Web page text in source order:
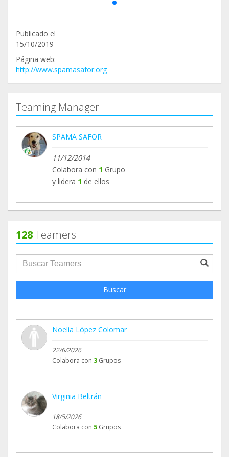
Publicado el
15/10/2019
Página web:
http://www.spamasafor.org
Teaming Manager
SPAMA SAFOR
11/12/2014
Colabora con 1 Grupo
y lidera 1 de ellos
128Teamers
groupProfile.searchForm.search.text???
Buscar
Noelia López Colomar
22/6/2026
Colabora con 3 Grupos
Virginia Beltrán
18/5/2026
Colabora con 5 Grupos